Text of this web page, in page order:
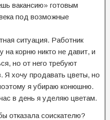
вакансию» готовым
под возможные
ситуация. Работник
на корню никто не давит, и
но от него требуют
Я хочу продавать цветы, но
я убираю конюшню.
в день я уделяю цветам.
отказала соискателю?